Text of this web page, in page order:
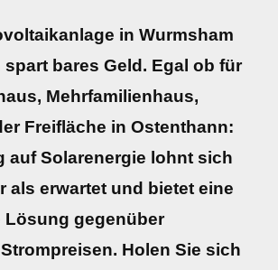
in Wurmsham
bares Geld. Egal ob für
Mehrfamilienhaus,
Freifläche in Ostenthann:
auf Solarenergie lohnt sich
als erwartet und bietet eine
Lösung gegenüber
Holen Sie sich